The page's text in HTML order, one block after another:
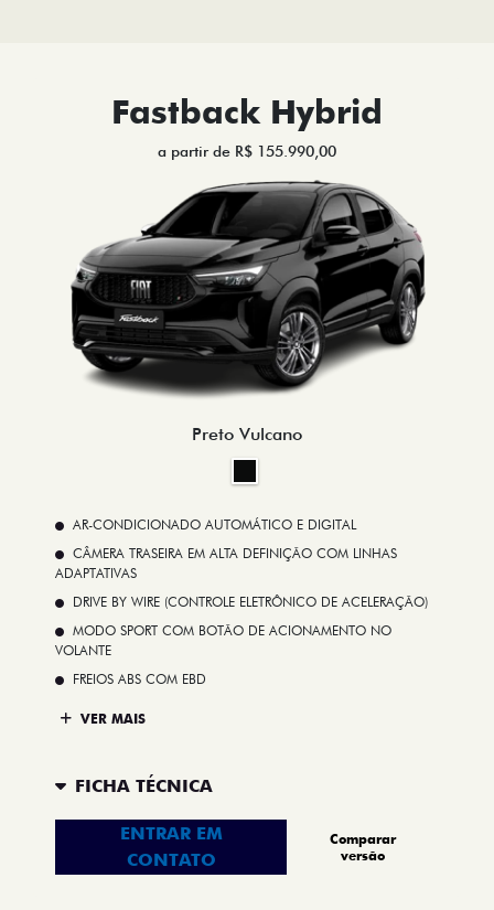
Fastback Hybrid
a partir de R$ 155.990,00
Preto Vulcano
AR-CONDICIONADO AUTOMÁTICO E DIGITAL
CÂMERA TRASEIRA EM ALTA DEFINIÇÃO COM LINHAS
ADAPTATIVAS
DRIVE BY WIRE (CONTROLE ELETRÔNICO DE ACELERAÇÃO)
MODO SPORT COM BOTÃO DE ACIONAMENTO NO
VOLANTE
FREIOS ABS COM EBD
VER MAIS
FICHA TÉCNICA
ENTRAR EM
CONTATO
Comparar
versão